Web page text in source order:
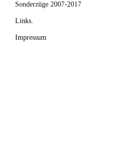
Sonderzüge 2007-2017
Links.
Impressum